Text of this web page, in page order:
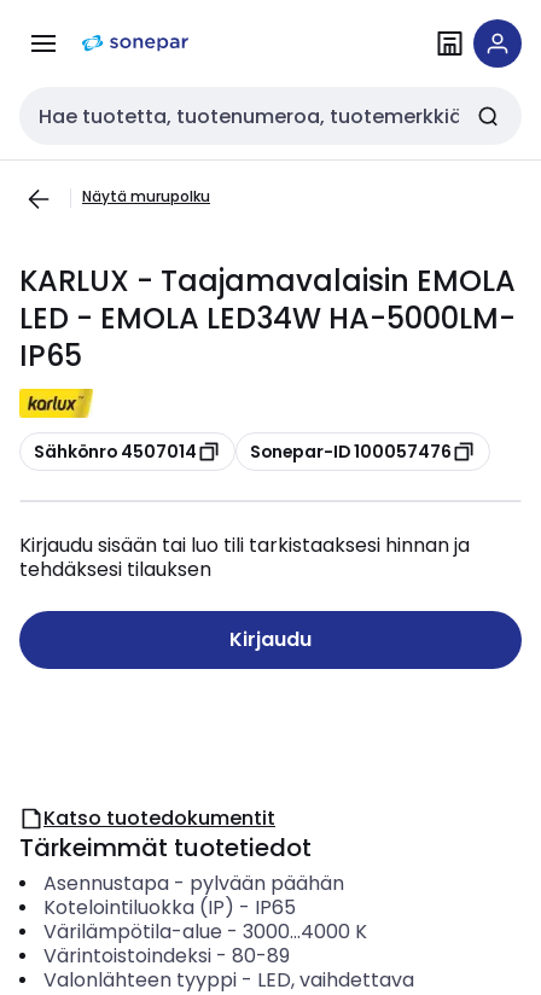
navigointiinsisältöön
Haku
Näytä murupolku
KARLUX - Taajamavalaisin EMOLA
LED - EMOLA LED34W HA-5000LM-
IP65
Kopioi
Sähkönro 4507014 Kopioi
Sonepar-ID 100057476
Kirjaudu sisään tai luo tili tarkistaaksesi hinnan ja
tehdäksesi tilauksen
Kirjaudu
Katso tuotedokumentit
Tärkeimmät tuotetiedot
Asennustapa- pylvään päähän
Kotelointiluokka (IP) - IP65
Värilämpötila-alue - 3000...4000 K
Värintoistoindeksi- 80-89
Valonlähteen tyyppi- LED, vaihdettava